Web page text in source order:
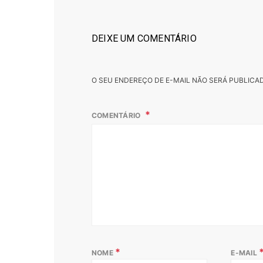
DEIXE UM COMENTÁRIO
O SEU ENDEREÇO DE E-MAIL NÃO SERÁ
COMENTÁRIO
NOME * E-MAIL